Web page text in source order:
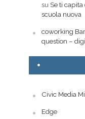
su Se ti
scuola nuova
coworking
question –
Civic Media
Edge